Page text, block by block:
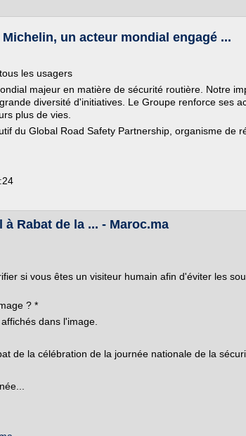
un acteur mondial engagé ...
les usagers
majeur en matière de sécurité routière. Notre
diversité d'initiatives. Le Groupe renforce ses
plus de vies.
du Global Road Safety Partnership, organisme de
Rabat de la ... - Maroc.ma
si vous êtes un visiteur humain afin d'éviter les
? *
dans l'image.
de la célébration de la journée nationale de la